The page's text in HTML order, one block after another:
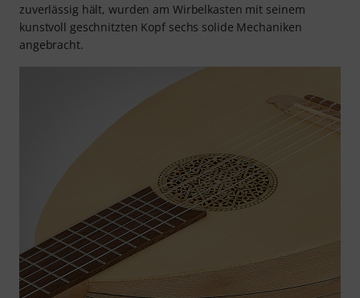
zuverlässig hält, wurden am Wirbelkasten mit seinem
kunstvoll geschnitzten Kopf sechs solide Mechaniken
angebracht.